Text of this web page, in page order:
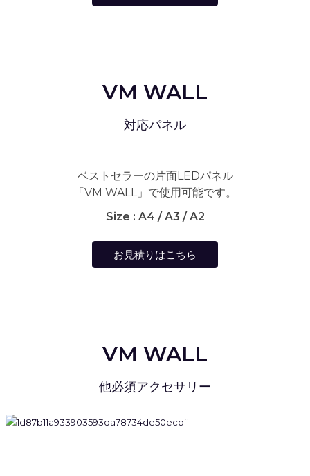
VM WALL
対応パネル
ベストセラーの片面LEDパネル
「VM WALL」で使用可能です。
Size : A4 / A3 / A2
お見積りはこちら
VM WALL
他必須アクセサリー